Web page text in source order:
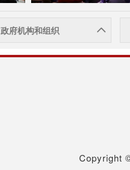
政府机构和组织
Copyright